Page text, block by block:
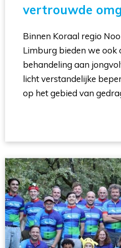
vertrouwde
Binnen Koraal regio
Limburg bieden we ook
behandeling aan
licht verstandelijke
op het gebied van